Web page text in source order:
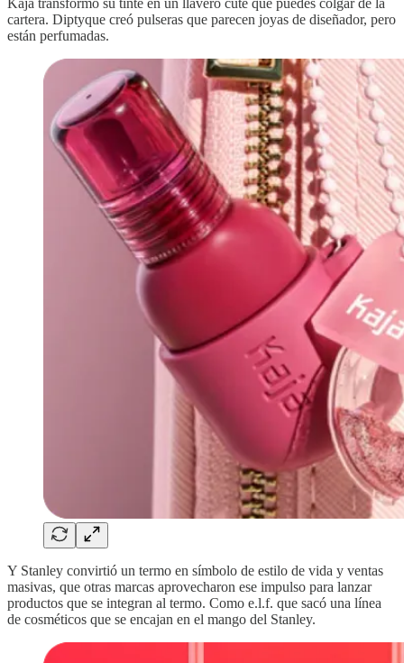
Kaja transformó su tinte en un llavero cute que puedes colgar de la
cartera. Diptyque creó pulseras que parecen joyas de diseñador, pero
están perfumadas.
Y Stanley convirtió un termo en símbolo de estilo de vida y ventas
masivas, que otras marcas aprovecharon ese impulso para lanzar
productos que se integran al termo. Como e.l.f. que sacó una línea
de cosméticos que se encajan en el mango del Stanley.